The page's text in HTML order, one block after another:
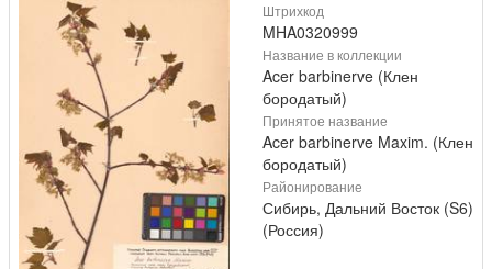
Штрихкод
MHA0320999
Название в коллекции
Acer barbinerve (Клен
бородатый)
Принятое название
Acer barbinerve Maxim. (Клен
бородатый)
Районирование
Сибирь, Дальний Восток (S6)
(Россия)